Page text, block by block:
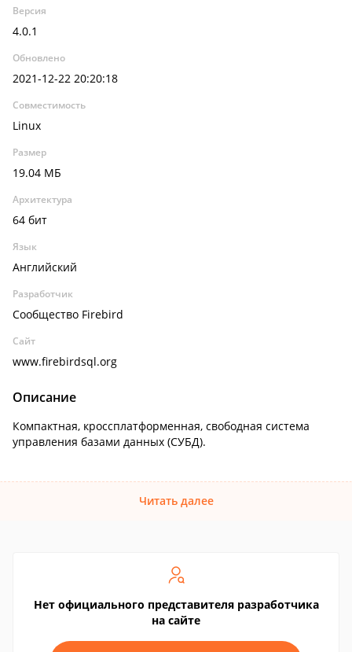
Версия
4.0.1
Обновлено
2021-12-22 20:20:18
Совместимость
Linux
Размер
19.04 МБ
Архитектура
64 бит
Язык
Английский
Разработчик
Сообщество Firebird
Сайт
www.firebirdsql.org
Описание
Компактная, кроссплатформенная, свободная система
управления базами данных (СУБД).
Читать далее
Нет официального представителя разработчика
на сайте